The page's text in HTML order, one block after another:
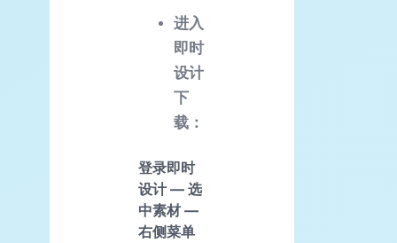
进入
即时
设计
下
载：
登录即时
设计 — 选
中素材 —
右侧菜单